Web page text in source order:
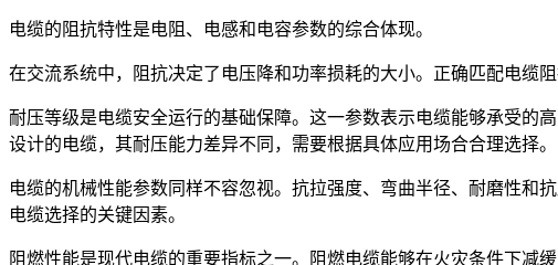
电缆的阻抗特性是电阻、电感和电容参数的综合体现。
在交流系统中，阻抗决定了电压降和功率损耗的大小。正确匹配电缆
耐压等级是电缆安全运行的基础保障。这一参数表示电缆能够承受的
设计的电缆，其耐压能力差异不同，需要根据具体应用场合合理选择。
电缆的机械性能参数同样不容忽视。抗拉强度、弯曲半径、耐磨性和
电缆选择的关键因素。
阻燃性能是现代电缆的重要指标之一。阻燃电缆能够在火灾条件下减